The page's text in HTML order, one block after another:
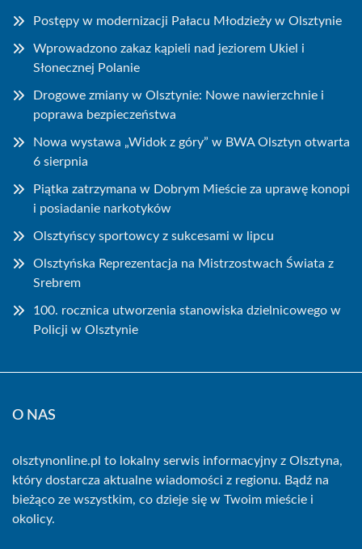
Postępy w modernizacji Pałacu Młodzieży w Olsztynie
Wprowadzono zakaz kąpieli nad jeziorem Ukiel i
Słonecznej Polanie
Drogowe zmiany w Olsztynie: Nowe nawierzchnie i
poprawa bezpieczeństwa
Nowa wystawa „Widok z góry” w BWA Olsztyn otwarta
6 sierpnia
Piątka zatrzymana w Dobrym Mieście za uprawę konopi
i posiadanie narkotyków
Olsztyńscy sportowcy z sukcesami w lipcu
Olsztyńska Reprezentacja na Mistrzostwach Świata z
Srebrem
100. rocznica utworzenia stanowiska dzielnicowego w
Policji w Olsztynie
O NAS
olsztynonline.pl to lokalny serwis informacyjny z Olsztyna,
który dostarcza aktualne wiadomości z regionu. Bądź na
bieżąco ze wszystkim, co dzieje się w Twoim mieście i
okolicy.